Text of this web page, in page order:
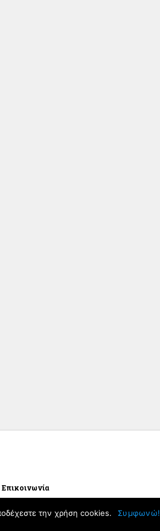
Επικοινωνία
την χρήση cookies.
Συμφωνώ!